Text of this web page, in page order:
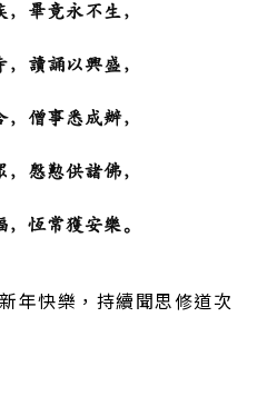
，畢竟永不生，
讀誦以興盛，
，僧事悉成辦，
慇懃供諸佛，
恆常獲安樂。
快樂，持續聞思修道次